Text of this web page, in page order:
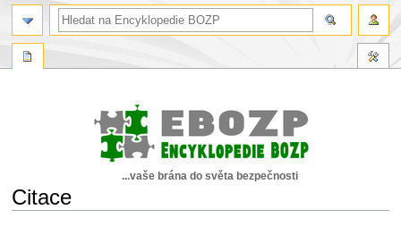
...vaše brána do světa bezpečnosti
Citace